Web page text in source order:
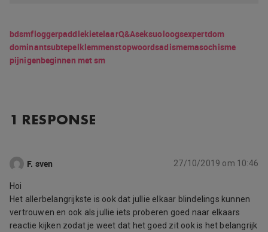
bdsmfloggerpaddlekietelaarQ&Aseksuoloogsexpertdom
dominantsubtepelklemmenstopwoordsadismemasochisme
pijnigenbeginnen met sm
1 RESPONSE
F. sven 27/10/2019 om 10:46
Hoi
Het allerbelangrijkste is ook dat jullie elkaar blindelings kunnen
vertrouwen en ook als jullie iets proberen goed naar elkaars
reactie kijken zodat je weet dat het goed zit ook is het belangrijk